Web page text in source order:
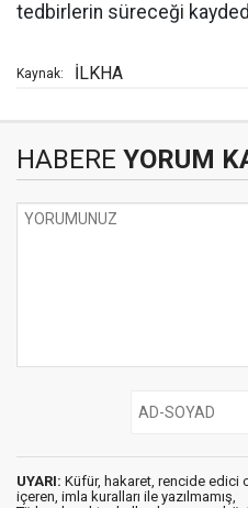
tedbirlerin süreceği
Kaynak: İLKHA
HABERE YORUM
UYARI: Küfür, hakaret, rencide edici
içeren, imla kuralları ile yazılmamış,